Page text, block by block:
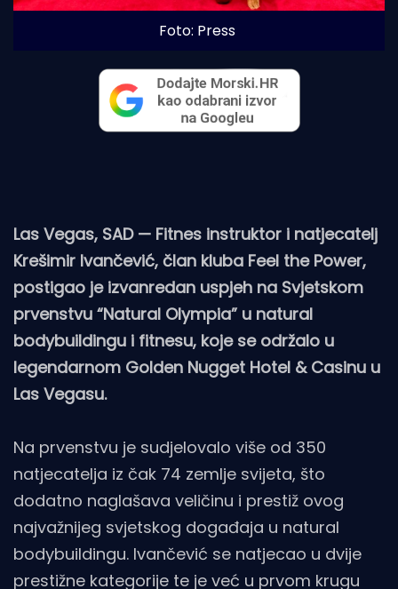
Foto: Press
Las Vegas, SAD — Fitnes instruktor i natjecatelj
Krešimir Ivančević, član kluba Feel the Power,
postigao je izvanredan uspjeh na Svjetskom
prvenstvu “Natural Olympia” u natural
bodybuildingu i fitnesu, koje se održalo u
legendarnom Golden Nugget Hotel & Casinu u
Las Vegasu.
Na prvenstvu je sudjelovalo više od 350
natjecatelja iz čak 74 zemlje svijeta, što
dodatno naglašava veličinu i prestiž ovog
najvažnijeg svjetskog događaja u natural
bodybuildingu. Ivančević se natjecao u dvije
prestižne kategorije te je već u prvom krugu